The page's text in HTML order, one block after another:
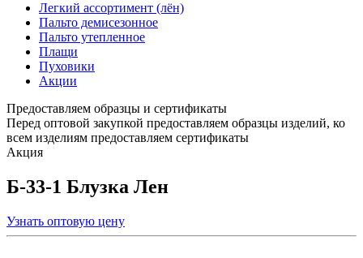
Легкий ассортимент (лён)
Пальто демисезонное
Пальто утепленное
Плащи
Пуховики
Акции
Предоставляем образцы и сертификаты
Перед оптовой закупкой предоставляем образцы изделий, ко
всем изделиям предоставляем сертификаты
Акция
Б-33-1 Блузка Лен
Узнать оптовую цену